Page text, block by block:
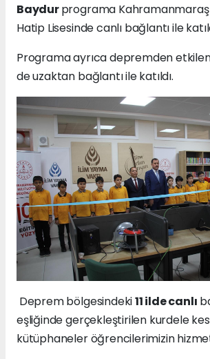
Baydurprograma
Hatip Lisesinde canlı bağlantı ile
Programa ayrıca depremden
de uzaktan bağlantı ile katıldı.
Deprem bölgesindeki11 ilde canlı
eşliğinde gerçekleştirilen kurdele
kütüphaneler öğrencilerimizin